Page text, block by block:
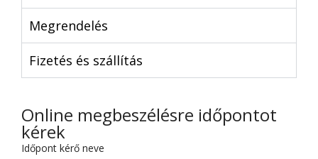
Megrendelés
Fizetés és szállítás
Online megbeszélésre időpontot
kérek
Időpont kérő neve